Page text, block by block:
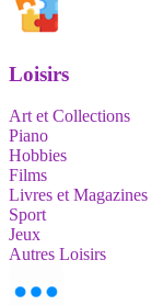
Loisirs
Art et Collections
Piano
Hobbies
Films
Livres et Magazines
Sport
Jeux
Autres Loisirs